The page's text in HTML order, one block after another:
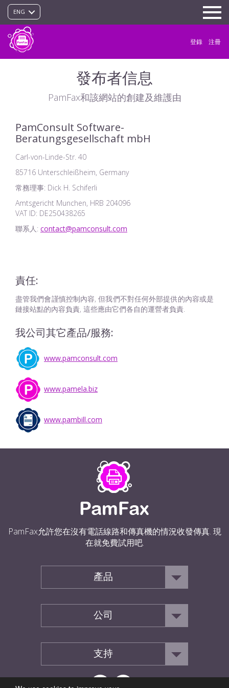
登錄 注冊
ENG
發布者信息
PamFax和該網站的創建及維護由
PamConsult Software-
Beratungsgesellschaft mbH
Carl-von-Linde-Str. 40
85716 Unterschleißheim, Germany
常務理事: Dick H. Schiferli
Amtsgericht Munchen, HRB 204096
VAT ID: DE250438265
聯系人: contact@pamconsult.com
責任:
盡管我們會謹慎控制內容, 但我們不對任何外部提供的內容或是
鏈接站點的內容負責, 這些應由它們各自的運營者負責.
我公司其它產品/服務:
www.pamconsult.com
www.pamela.biz
www.pambill.com
PamFax允許您在沒有電話線路和傳真機的情況收發傳真. 現
在就免費試用吧.
產品
公司
支持